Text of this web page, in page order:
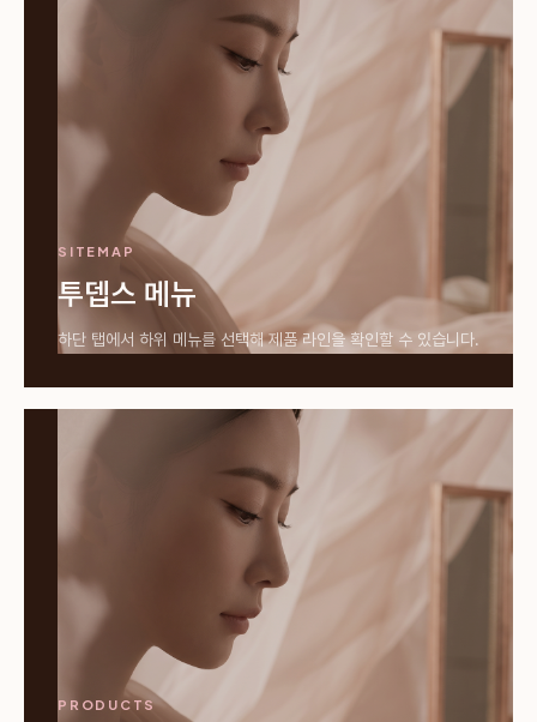
SITEMAP
투뎁스 메뉴
하단 탭에서 하위 메뉴를 선택해 제품 라인을 확인할 수 있습니다.
PRODUCTS